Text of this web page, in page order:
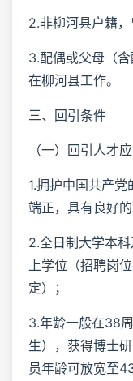
2.非柳河县户籍，
3.配偶或父母（
在柳河县工作。
三、回引条件
（一）回引人才
1.拥护中国共产
端正，具有良好的
2.全日制大学本
上学位（招聘岗
定）；
3.年龄一般在38
生），获得博士
员年龄可放宽至